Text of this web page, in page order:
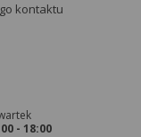
kontaktu
rejestracji
- 18:00